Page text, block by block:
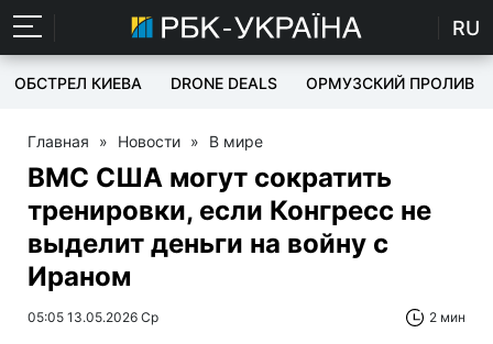
RU
ОБСТРЕЛ КИЕВА DRONE DEALS ОРМУЗСКИЙ ПРОЛИВ
Главная » Новости » В мире
ВМС США могут сократить
тренировки, если Конгресс не
выделит деньги на войну с
Ираном
05:05 13.05.2026 Ср 2 мин